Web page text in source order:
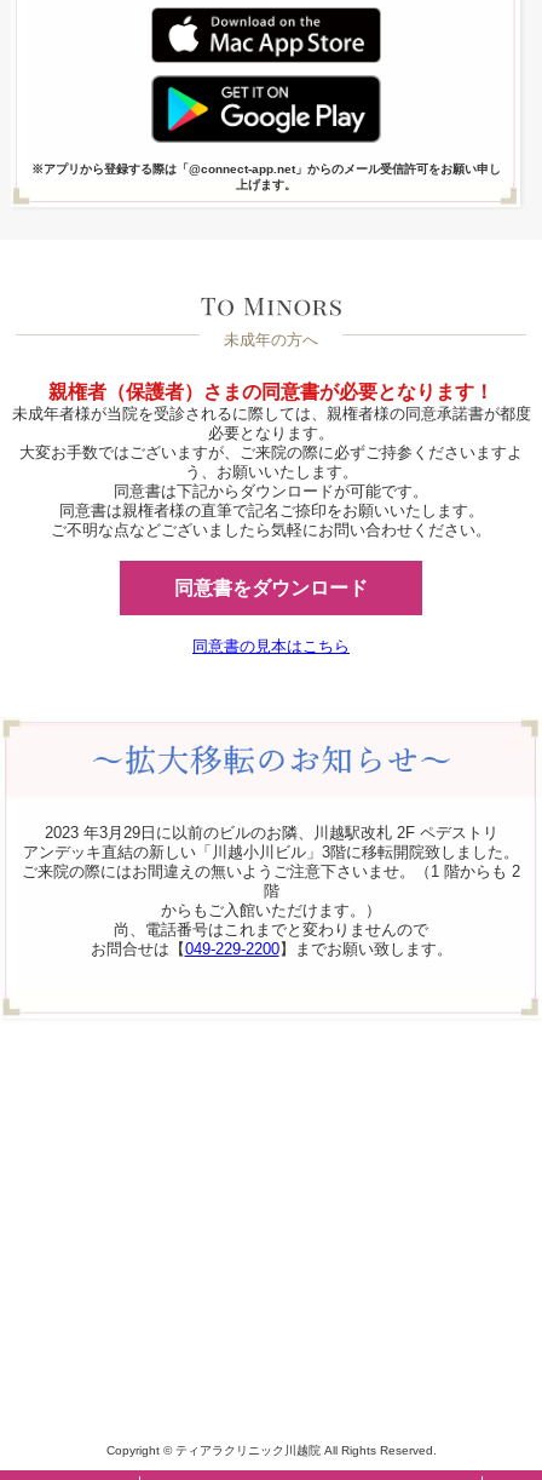
※アプリから登録する際は「@connect-app.net」からのメール受信許可をお願い申し
上げます。
未成年の方へ
親権者（保護者）さまの同意書が必要となります！
未成年者様が当院を受診されるに際しては、親権者様の同意承諾書が都度
必要となります。
大変お手数ではございますが、ご来院の際に必ずご持参くださいますよ
う、お願いいたします。
同意書は下記からダウンロードが可能です。
同意書は親権者様の直筆で記名ご捺印をお願いいたします。
ご不明な点などございましたら気軽にお問い合わせください。
同意書をダウンロード
同意書の見本はこちら
2023 年3月29日に以前のビルのお隣、川越駅改札 2F ペデストリ
アンデッキ直結の新しい「川越小川ビル」3階に移転開院致しました。
ご来院の際にはお間違えの無いようご注意下さいませ。（1 階からも 2
階
からもご入館いただけます。）
尚、電話番号はこれまでと変わりませんので
お問合せは【049-229-2200】までお願い致します。
Copyright © ティアラクリニック川越院 All Rights Reserved.